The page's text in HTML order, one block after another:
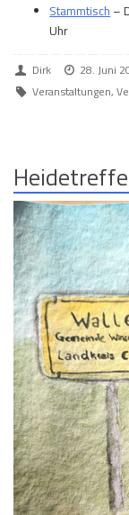
Stammtisch –
Uhr
Dirk 28. Juni
Veranstaltungen,